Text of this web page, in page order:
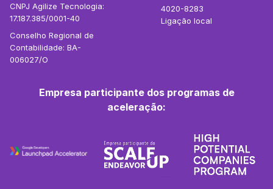
CNPJ Agilize Tecnologia:
17.187.385/0001-40
Conselho Regional de
Contabilidade: BA-
006027/O
4020-8283
Ligação local
Empresa participante dos programas de
aceleração: